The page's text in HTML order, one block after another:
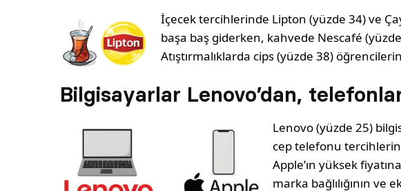
İçecek tercihlerinde Lipton (yüzde 34) ve
başa baş giderken, kahvede Nescafé
Atıştırmalıklarda cips (yüzde 38)
Bilgisayarlar Lenovo’dan,
Lenovo (yüzde 25)
cep telefonu
Apple’ın yüksek
marka bağlılığının ve